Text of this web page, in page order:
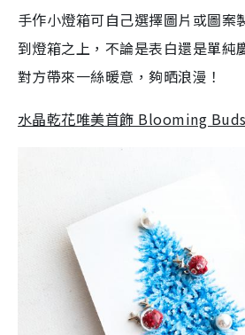
手作小燈箱可自己選擇圖片或圖案
到燈箱之上，不論是表白還是單純
對方帶來一絲暖意，夠晒浪漫！
水晶乾花唯美首飾 Blooming